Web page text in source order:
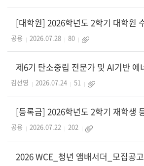
공용 2026.07.28 80
김선영 2026.07.24 51
공용 2026.07.22 202
2026 WCE_청년 앰배서더_모집공고